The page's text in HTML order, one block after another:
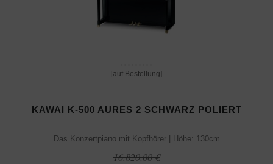
[auf Bestellung]
KAWAI K-500 AURES 2 SCHWARZ POLIERT
Das Konzertpiano mit Kopfhörer | Höhe: 130cm
16.820,00 €